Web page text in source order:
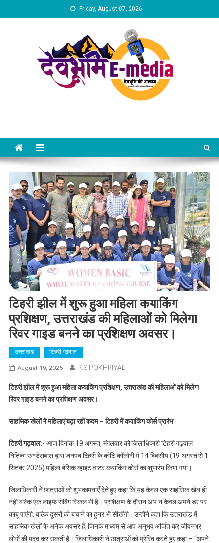
to
Friday, August 07, 2026
टिहरी झील में शुरू हुआ महिला कयाकिंग
प्रशिक्षण, उत्तराखंड की महिलाओं को मिलेगा
रिवर गाइड बनने का प्रशिक्षण अवसर।
उत्तराखंड टिहरी गढ़वाल
August 19, 2025 R.S.POKHRIYAL
टिहरी झील में शुरू हुआ महिला कयाकिंग प्रशिक्षण, उत्तराखंड की महिलाओं को मिलेगा
रिवर गाइड बनने का प्रशिक्षण अवसर।
साहसिक खेलों में महिलाएं बढ़ा रहीं कदम – टिहरी में कयाकिंग कोर्स प्रारंभ
टिहरी गढ़वाल:- आज दिनांक 19 अगस्त, मंगलवार को जिलाधिकारी टिहरी गढ़वाल
नितिका खण्डेलवाल द्वारा जनपद टिहरी के कोटि कॉलोनी में 14 दिवसीय (19 अगस्त से 1
सितंबर 2025) महिला बेसिक व्हाइट वाटर कयाकिंग कोर्स का शुभारंभ किया गया।
जिलाधिकारी ने छात्राओं को शुभकामनाएँ देते हुए कहा कि यह केवल एक साहसिक खेल ही
नहीं बल्कि एक लाइफ सेविंग स्किल भी है। प्रशिक्षण के दौरान आप न केवल अपने डर पर
काबू पाएंगी, बल्कि दूसरों को बचाने का हुनर भी सीखेंगी। उन्होंने कहा कि उत्तराखंड में
साहसिक खेलों के अनेक अवसर हैं, जिनके माध्यम से आप अनुभव अर्जित कर जीवनभर
लोगों की मदद कर सकती हैं। जिलाधिकारी ने छात्राओं को प्रेरित करते हुए कहा – “अपने